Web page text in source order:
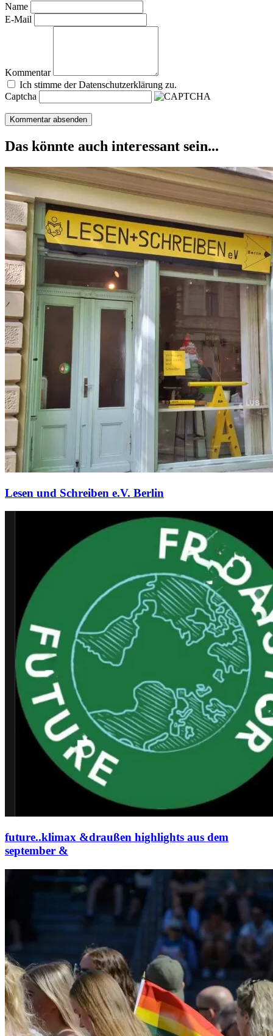
Name
E-Mail
Kommentar
Ich stimme der Datenschutzerklärung zu.
Captcha
Das könnte auch interessant sein...
Lesen und Schreiben e.V. Berlin
future..klimax &draußen highlights aus dem
september &